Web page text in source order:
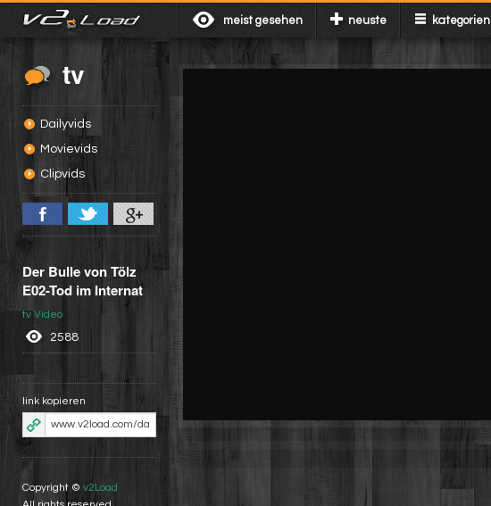
meist gesehen neuste kategorien
tv
Dailyvids
Movievids
Clipvids
Der Bulle von Tölz
E02-Tod im Internat
tv Video
2588
link kopieren
Copyright © v2Load